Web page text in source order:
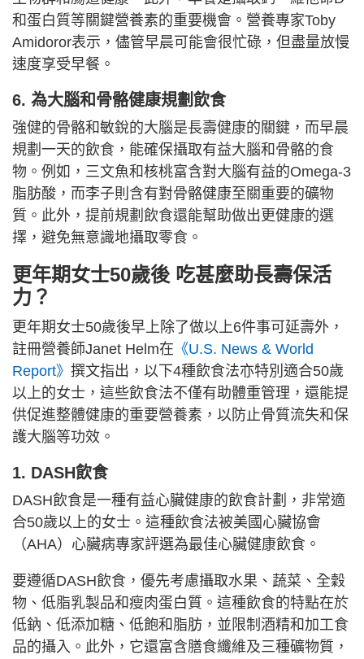
和蛋白質等關鍵營養素的重要機會。營養專家Toby
Amidoror表示，儘管早晨可能會很忙碌，但盡量放慢
速度享受早餐。
6. 為大腦和骨骼健康規劃飲食
強健的骨骼和敏銳的大腦是長壽健康的關鍵，而早晨
規劃一天的飲食，能確保攝取有益大腦和骨骼的食
物。例如，三文魚和核桃富含對大腦有益的Omega-3
脂肪酸，而李子則含有對骨骼健康至關重要的礦物
質。此外，提前規劃飲食還能幫助做出更健康的選
擇，避免無意識地攝取零食。
更年期女士50歲後 吃甚麼助長壽保活
力？
更年期女士50歲後早上除了做以上6件事可延壽外，
註冊營養師Janet Helm在 《U.S. News & World
Report》 撰文指出，以下4種飲食法亦特別適合50歲
以上的女士，這些飲食法不僅有助體重管理，還能提
供促進整體健康的重要營養素，以防止骨質流失和保
護大腦等功效。
1. DASH飲食
DASH飲食是一種有益心臟健康的飲食計劃，非常適
合50歲以上的女士。這種飲食法被美國心臟協會
（AHA）心臟病專家評選為最佳心臟健康飲食。
要遵循DASH飲食，優先考慮攝取水果、蔬菜、全穀
物、低脂乳製品和瘦肉蛋白質。這種飲食的特點在於
低鈉、低添加糖、低飽和脂肪，並限制酒精和加工食
品的攝入。此外，它還富含膳食纖維及三種礦物質，